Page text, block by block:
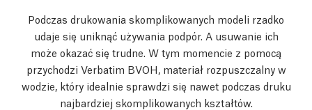
Podczas drukowania skomplikowanych modeli rzadko
udaje się uniknąć używania podpór. A usuwanie ich
może okazać się trudne. W tym momencie z pomocą
przychodzi Verbatim BVOH, materiał rozpuszczalny w
wodzie, który idealnie sprawdzi się nawet podczas druku
najbardziej skomplikowanych kształtów.